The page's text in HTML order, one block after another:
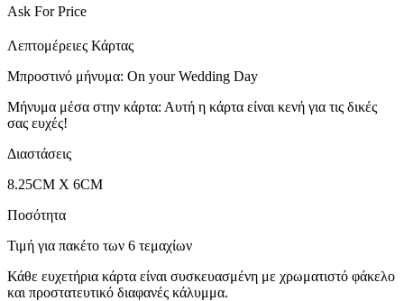
Ask For Price
Λεπτομέρειες Κάρτας
Μπροστινό μήνυμα: On your Wedding Day
Μήνυμα μέσα στην κάρτα: Αυτή η κάρτα είναι κενή για τις δικές
σας ευχές!
Διαστάσεις
8.25CM X 6CM
Ποσότητα
Τιμή για πακέτο των 6 τεμαχίων
Κάθε ευχετήρια κάρτα είναι συσκευασμένη με χρωματιστό φάκελο
και προστατευτικό διαφανές κάλυμμα.